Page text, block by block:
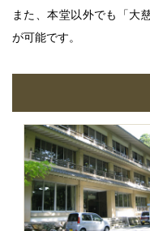
また、本堂以外でも「大
が可能です。